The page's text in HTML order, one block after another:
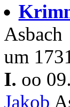
Asbach
um
I. oo
Jakob